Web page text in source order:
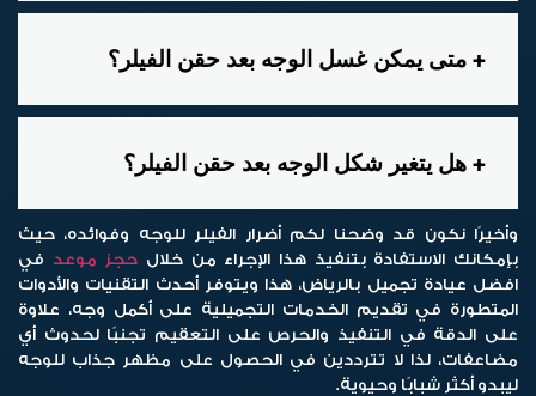
متى يمكن غسل الوجه بعد حقن الفيلر؟
هل يتغير شكل الوجه بعد حقن الفيلر؟
وأخيرًا نكون قد وضحنا لكمأضرار الفيلر للوجه وفوائده، حيث
بإمكانك الاستفادة بتنفيذ هذا الإجراء من خلال حجز موعد في
افضل عيادة تجميل بالرياض، هذا ويتوفر أحدث التقنيات والأدوات
المتطورة في تقديم الخدمات التجميلية على أكمل وجه، علاوة
على الدقة في التنفيذ والحرص على التعقيم تجنبًا لحدوث أي
مضاعفات، لذا لا تترددين في الحصول على مظهر جذاب للوجه
ليبدو أكثر شبابًا وحيوية.